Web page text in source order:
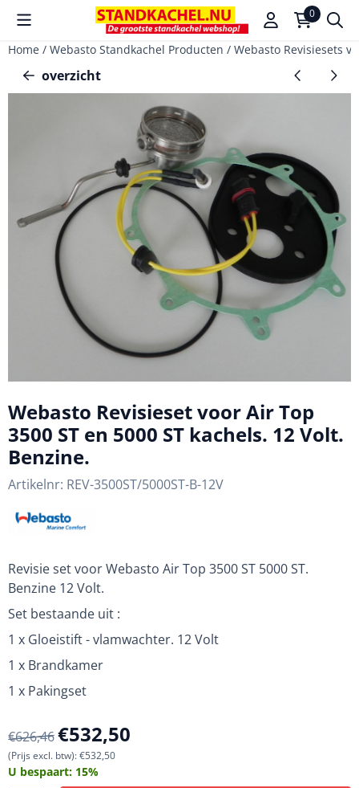
Cookievoorkeuren zijn beschikbaar. Kies instellingen of sta
0
Home / Webasto Standkachel Producten / Webasto Revisiesets
overzicht
Webasto Revisieset voor Air Top
3500 ST en 5000 ST kachels. 12 Volt.
Benzine.
Artikelnr: REV-3500ST/5000ST-B-12V
Revisie set voor Webasto Air Top 3500 ST 5000 ST.
Benzine 12 Volt.
Set bestaande uit :
1 x Gloeistift - vlamwachter. 12 Volt
1 x Brandkamer
1 x Pakingset
€626,46€532,50
(Prijs excl. btw):€532,50
U bespaart: 15%